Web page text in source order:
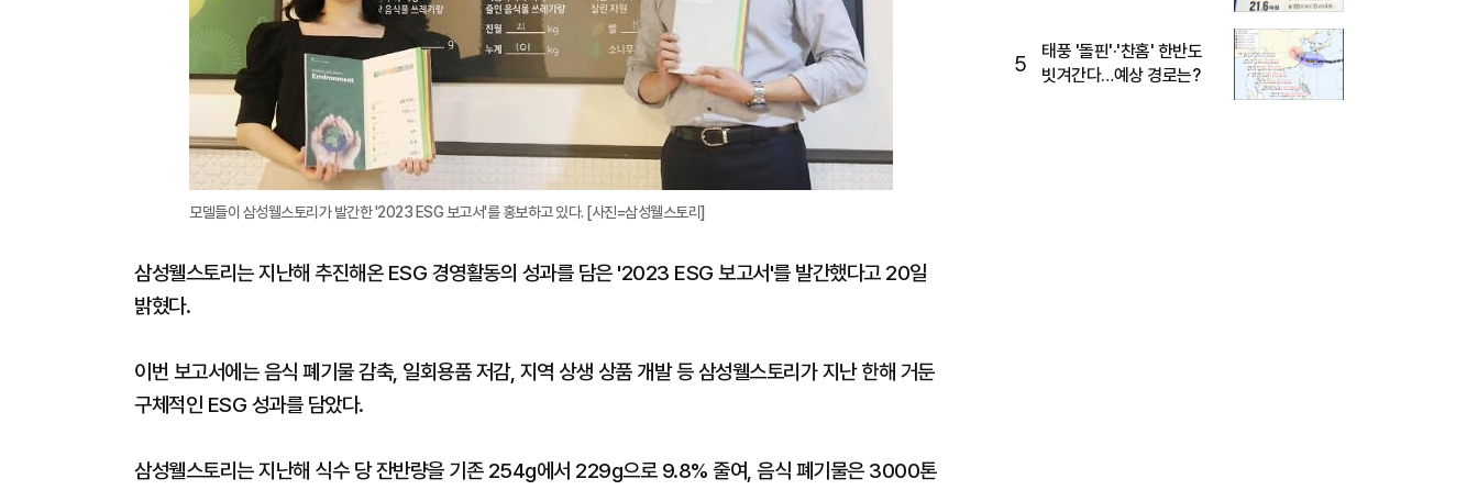
모델들이 삼성웰스토리가 발간한 '2023 ESG 보고서'를 홍보하고 있다. [사진=삼성웰스토리]
삼성웰스토리는 지난해 추진해온 ESG 경영활동의 성과를 담은 '2023 ESG 보고서'를 발간했다고 20일
밝혔다.
이번 보고서에는 음식 폐기물 감축, 일회용품 저감, 지역 상생 상품 개발 등 삼성웰스토리가 지난 한해 거둔
구체적인 ESG 성과를 담았다.
삼성웰스토리는 지난해 식수 당 잔반량을 기존 254g에서 229g으로 9.8% 줄여, 음식 폐기물은 3000톤
5
태풍 '돌핀'·'찬홈' 한반도
빗겨간다…예상 경로는?